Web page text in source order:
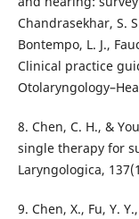
Chandrasekhar, S.
Bontempo, L. J.,
Clinical practice
8. Chen, C. H., &
single therapy for
Laryngologica,
9. Chen, X., Fu, Y.